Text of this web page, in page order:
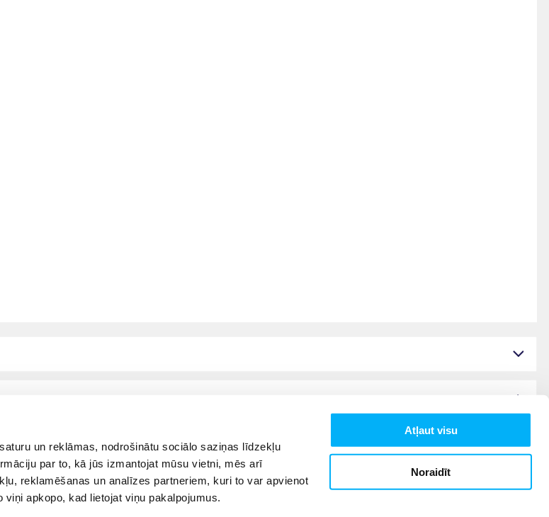
un reklāmas, nodrošinātu sociālo saziņas līdzekļu
par to, kā jūs izmantojat mūsu vietni, mēs arī
reklamēšanas un analīzes partneriem, kuri to var apvienot
apkopo, kad lietojat viņu pakalpojumus.
Atļaut visu
Noraidīt